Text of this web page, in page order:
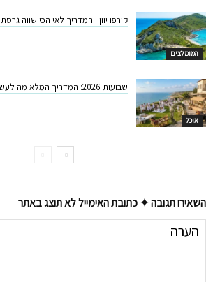
המומלצים
קורפו יוון : המדריך לאי הכי שווה גרסת bestip
אוכל
שבועות 2026: המדריך המלא מה לעשות השנה
השאירו תגובה ✦ כתובת האימייל לא תוצג באתר